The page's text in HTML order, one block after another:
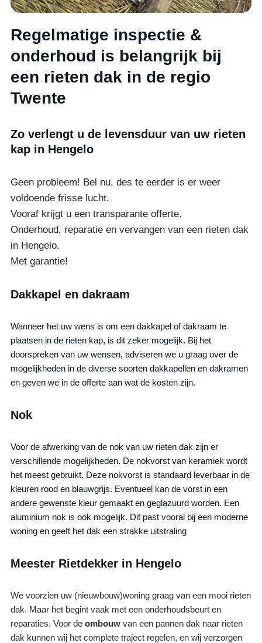
Regelmatige inspectie &
onderhoud is belangrijk bij
een rieten dak in de regio
Twente
Zo verlengt u de levensduur van uw rieten
kap in Hengelo
Geen probleem! Bel nu, des te eerder is er weer
voldoende frisse lucht.
Vooraf krijgt u een transparante offerte.
Onderhoud, reparatie en vervangen van een rieten dak
in Hengelo.
Met garantie!
Dakkapel en dakraam
Wanneer het uw wens is om een dakkapel of dakraam te
plaatsen in de rieten kap, is dit zeker mogelijk. Bij het
doorspreken van uw wensen, adviseren we u graag over de
mogelijkheden in de diverse soorten dakkapellen en dakramen
en geven we in de offerte aan wat de kosten zijn.
Nok
Voor de afwerking van de nok van uw rieten dak zijn er
verschillende mogelijkheden. De nokvorst van keramiek wordt
het meest gebruikt. Deze nokvorst is standaard leverbaar in de
kleuren rood en blauwgrijs. Eventueel kan de vorst in een
andere gewenste kleur gemaakt en geglazuurd worden. Een
aluminium nok is ook mogelijk. Dit past vooral bij een moderne
woning en geeft het dak een strakke uitstraling
Meester Rietdekker in Hengelo
We voorzien uw (nieuwbouw)woning graag van een mooi rieten
dak. Maar het begint vaak met een onderhoudsbeurt en
reparaties. Voor deombouw van een pannen dak naar rieten
dak kunnen wij het complete traject regelen, en wij verzorgen